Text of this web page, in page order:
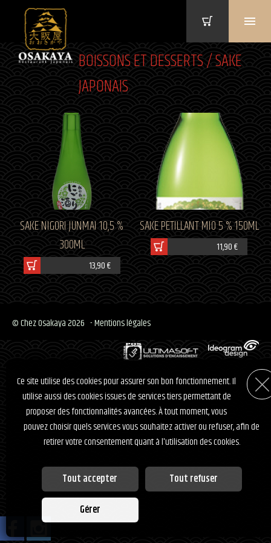
BOISSONS ET DESSERTS / SAKE
JAPONAIS
SAKE NIGORI JUNMAI 10,5 %
300ML
13,90 €
SAKE PETILLANT MIO 5 % 150ML
11,90 €
© Chez Osakaya 2026 -Mentions légales
Ce site utilise des cookies pour assurer son bon fonctionnement. Il
utilise aussi des cookies issues de services tiers permettant de
proposer des fonctionnalités avancées. À tout moment, vous
pouvez choisir quels services vous souhaitez activer ou refuser, afin de
retirer votre consentement quant à l'utilisation des cookies.
Personnalisation des services
Vous êtes libre de choisir quels services vous souhaitez activer. En
autorisant ces services tiers, vous acceptez le dépôt et la lecture de cookies
Tout accepter Tout refuser
Gérer